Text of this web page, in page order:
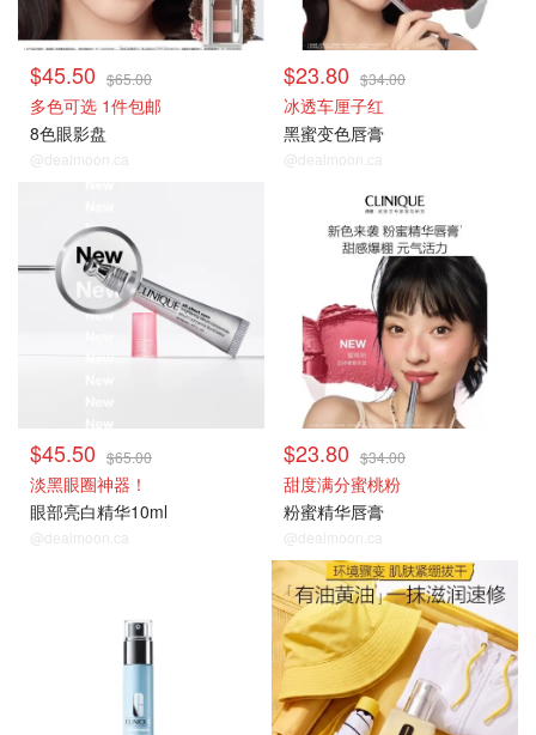
$45.50 $65.00
多色可选 1件包邮
8色眼影盘
@dealmoon.ca
$23.80 $34.00
冰透车厘子红
黑蜜变色唇膏
@dealmoon.ca
$45.50 $65.00
淡黑眼圈神器！
眼部亮白精华10ml
@dealmoon.ca
$23.80 $34.00
甜度满分蜜桃粉
粉蜜精华唇膏
@dealmoon.ca
热卖推荐